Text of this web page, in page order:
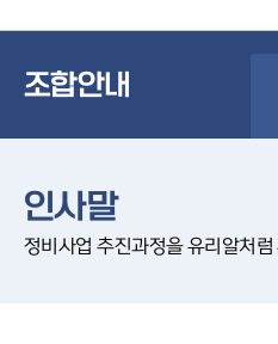
조합안내